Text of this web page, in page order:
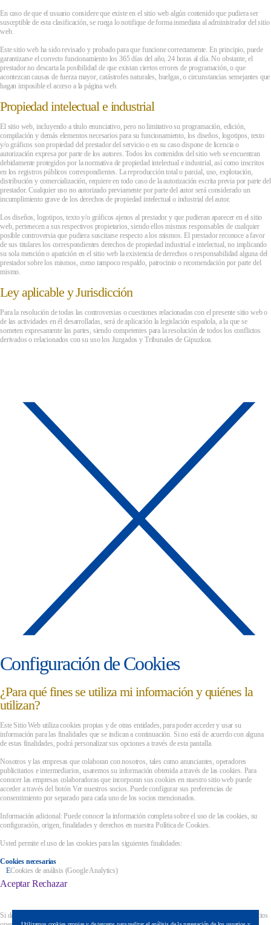
En caso de que el usuario considere que existe en el sitio web algún contenido que pudiera ser
susceptible de esta clasificación, se ruega lo notifique de forma inmediata al administrador del sitio
web.
Este sitio web ha sido revisado y probado para que funcione correctamente. En principio, puede
garantizarse el correcto funcionamiento los 365 días del año, 24 horas al día. No obstante, el
prestador no descarta la posibilidad de que existan ciertos errores de programación, o que
acontezcan causas de fuerza mayor, catástrofes naturales, huelgas, o circunstancias semejantes que
hagan imposible el acceso a la página web.
Propiedad intelectual e industrial
El sitio web, incluyendo a título enunciativo, pero no limitativo su programación, edición,
compilación y demás elementos necesarios para su funcionamiento, los diseños, logotipos, texto
y/o gráficos son propiedad del prestador del servicio o en su caso dispone de licencia o
autorización expresa por parte de los autores. Todos los contenidos del sitio web se encuentran
debidamente protegidos por la normativa de propiedad intelectual e industrial, así como inscritos
en los registros públicos correspondientes. La reproducción total o parcial, uso, explotación,
distribución y comercialización, requiere en todo caso de la autorización escrita previa por parte del
prestador. Cualquier uso no autorizado previamente por parte del autor será considerado un
incumplimiento grave de los derechos de propiedad intelectual o industrial del autor.
Los diseños, logotipos, texto y/o gráficos ajenos al prestador y que pudieran aparecer en el sitio
web, pertenecen a sus respectivos propietarios, siendo ellos mismos responsables de cualquier
posible controversia que pudiera suscitarse respecto a los mismos. El prestador reconoce a favor
de sus titulares los correspondientes derechos de propiedad industrial e intelectual, no implicando
su sola mención o aparición en el sitio web la existencia de derechos o responsabilidad alguna del
prestador sobre los mismos, como tampoco respaldo, patrocinio o recomendación por parte del
mismo.
Ley aplicable y Jurisdicción
Para la resolución de todas las controversias o cuestiones relacionadas con el presente sitio web o
de las actividades en él desarrolladas, será de aplicación la legislación española, a la que se
someten expresamente las partes, siendo competentes para la resolución de todos los conflictos
derivados o relacionados con su uso los Juzgados y Tribunales de Gipuzkoa.
Configuración de Cookies
¿Para qué fines se utiliza mi información y quiénes la
utilizan?
Este Sitio Web utiliza cookies propias y de otras entidades, para poder acceder y usar su
información para las finalidades que se indican a continuación. Si no está de acuerdo con alguna
de estas finalidades, podrá personalizar sus opciones a través de esta pantalla.
Nosotros y las empresas que colaboran con nosotros, tales como anunciantes, operadores
publicitarios e intermediarios, usaremos su información obtenida a través de las cookies. Para
conocer las empresas colaboradoras que incorporan sus cookies en nuestro sitio web puede
acceder a través del botón Ver nuestros socios. Puede configurar sus preferencias de
consentimiento por separado para cada uno de los socios mencionados.
Información adicional: Puede conocer la información completa sobre el uso de las cookies, su
configuración, origen, finalidades y derechos en nuestra Política de Cookies.
Usted permite el uso de las cookies para las siguientes finalidades:
Cookies necesarias
Cookies de análisis (Google Analytics)
Aceptar Rechazar
Si das tu consentimiento para los fines anteriores, también permite que este sitio web y sus socios